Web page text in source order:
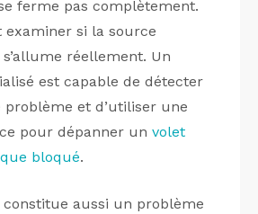
ferme pas complètement.
examiner si la source
réellement. Un
est capable de détecter
problème et d’utiliser une
pour dépanner un volet
bloqué.
aussi un problème